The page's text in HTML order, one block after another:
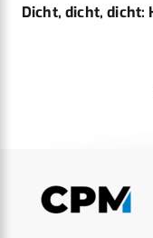
Dicht, dicht, dicht: